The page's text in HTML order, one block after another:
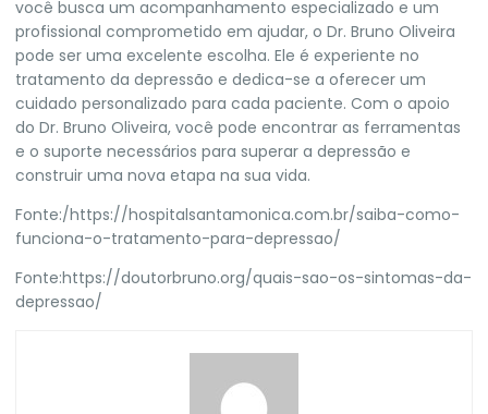
você busca um acompanhamento especializado e um
profissional comprometido em ajudar, o Dr. Bruno Oliveira
pode ser uma excelente escolha. Ele é experiente no
tratamento da depressão e dedica-se a oferecer um
cuidado personalizado para cada paciente. Com o apoio
do Dr. Bruno Oliveira, você pode encontrar as ferramentas
e o suporte necessários para superar a depressão e
construir uma nova etapa na sua vida.
Fonte:/https://hospitalsantamonica.com.br/saiba-como-
funciona-o-tratamento-para-depressao/
Fonte:https://doutorbruno.org/quais-sao-os-sintomas-da-
depressao/